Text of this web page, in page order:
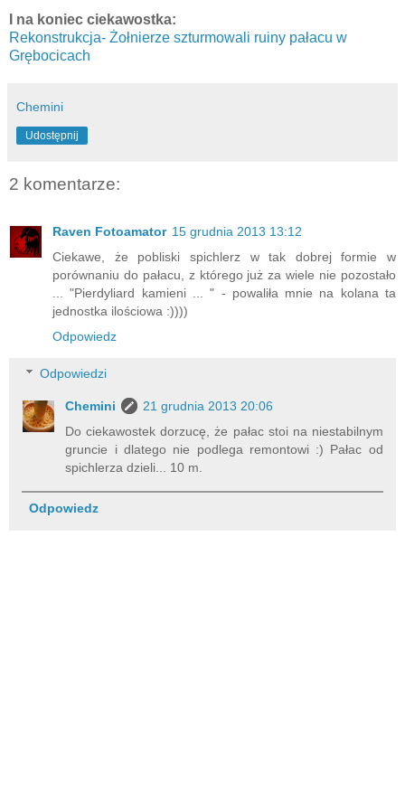
I na koniec ciekawostka:
Rekonstrukcja- Żołnierze szturmowali ruiny pałacu w
Grębocicach
Chemini
Udostępnij
2 komentarze:
Raven Fotoamator 15 grudnia 2013 13:12
Ciekawe, że pobliski spichlerz w tak dobrej formie w
porównaniu do pałacu, z którego już za wiele nie pozostało
... "Pierdyliard kamieni ... " - powaliła mnie na kolana ta
jednostka ilościowa :))))
Odpowiedz
Odpowiedzi
Chemini
21 grudnia 2013 20:06
Do ciekawostek dorzucę, że pałac stoi na niestabilnym
gruncie i dlatego nie podlega remontowi :) Pałac od
spichlerza dzieli... 10 m.
Odpowiedz